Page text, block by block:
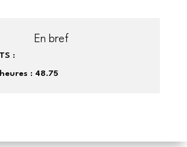
En bref
:
: 48.75